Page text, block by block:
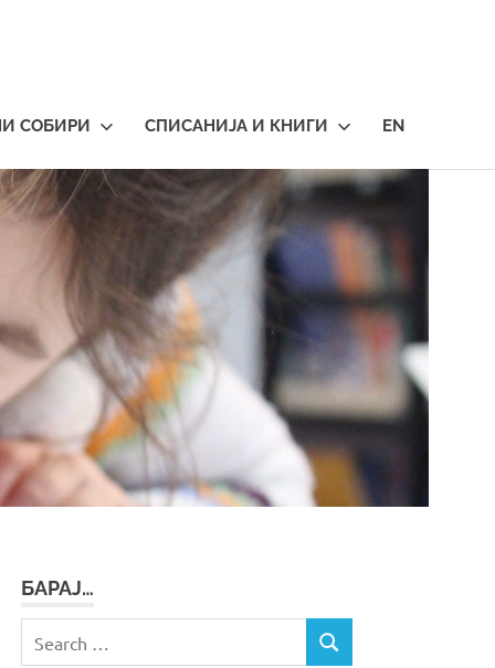
СОБИРИ СПИСАНИЈА И КНИГИ EN
БАРАЈ…
for:
SEARCH